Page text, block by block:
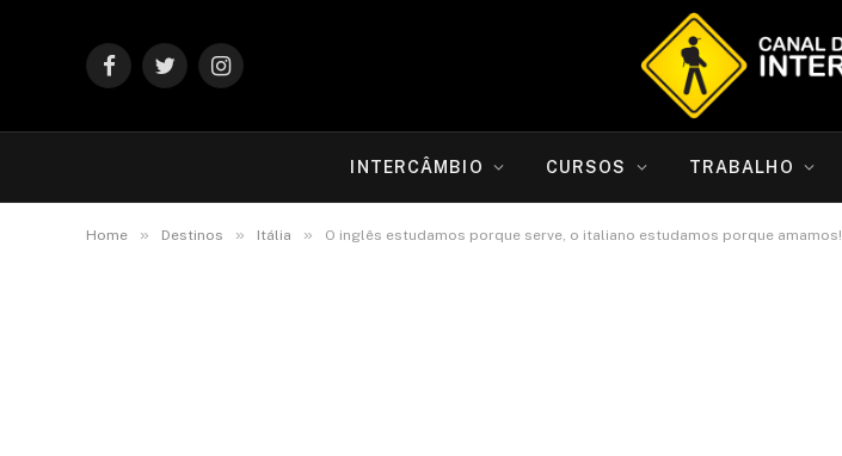
FacebookTwitterInstagram
INTERCÂMBIO CURSOS TRABALHO
Home » Destinos » Itália » O inglês estudamos porque serve, o italiano estudamos porque amamos!